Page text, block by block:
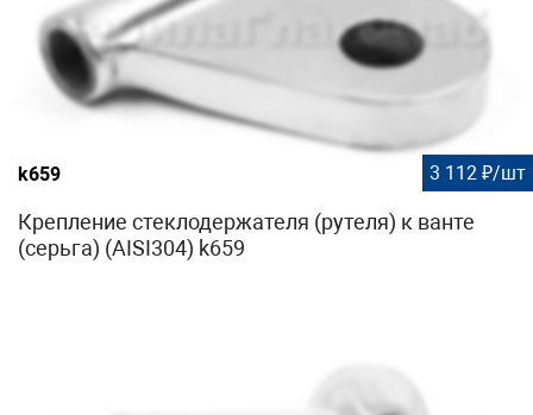
k659 3 112 ₽/шт
Крепление стеклодержателя (рутеля) к ванте
(серьга) (AISI304) k659